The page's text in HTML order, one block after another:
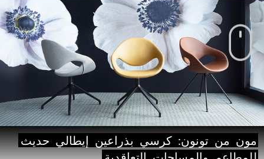
مون من تونون: كرسي بذراعين إيطالي حديث